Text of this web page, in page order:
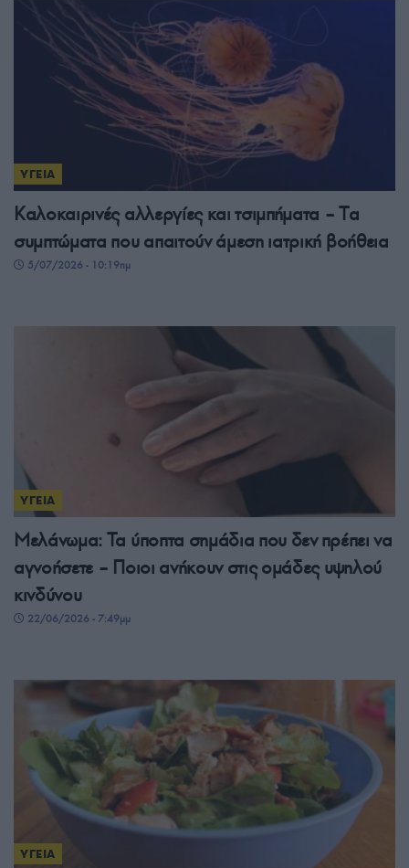
ΥΓΕΙΑ
Καλοκαιρινές αλλεργίες και τσιμπήματα – Tα
συμπτώματα που απαιτούν άμεση ιατρική βοήθεια
5/07/2026 - 10:19πμ
ΥΓΕΙΑ
Μελάνωμα: Τα ύποπτα σημάδια που δεν πρέπει να
αγνοήσετε – Ποιοι ανήκουν στις ομάδες υψηλού
κινδύνου
22/06/2026 - 7:49μμ
ΥΓΕΙΑ